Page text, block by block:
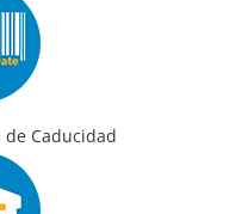
de Caducidad